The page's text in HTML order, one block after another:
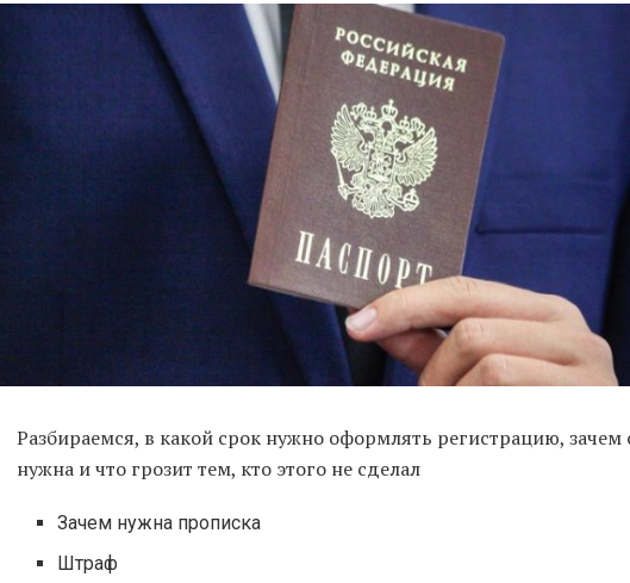
Разбираемся, в какой срок нужно оформлять регистрацию, зачем
нужна и что грозит тем, кто этого не сделал
Зачем нужна прописка
Штраф